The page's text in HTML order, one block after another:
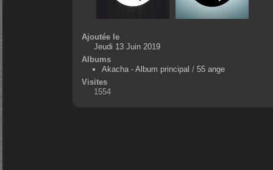
Ajoutée le
Jeudi 13 Juin 2019
Albums
Akacha - Album principal / 55 ange
Visites
1554